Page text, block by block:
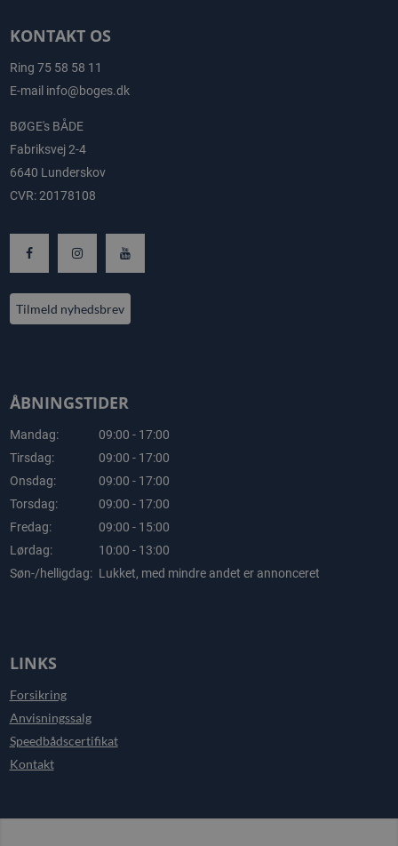
KONTAKT OS
Ring 75 58 58 11
E-mail info@boges.dk
BØGE's BÅDE
Fabriksvej 2-4
6640 Lunderskov
CVR: 20178108
Tilmeld nyhedsbrev
ÅBNINGSTIDER
Mandag:
09:00 - 17:00
Tirsdag:
09:00 - 17:00
Onsdag:
09:00 - 17:00
Torsdag:
09:00 - 17:00
Fredag:
09:00 - 15:00
Lørdag:
10:00 - 13:00
Søn-/helligdag: Lukket, med mindre andet er annonceret
LINKS
Forsikring
Anvisningssalg
Speedbådscertifikat
Kontakt